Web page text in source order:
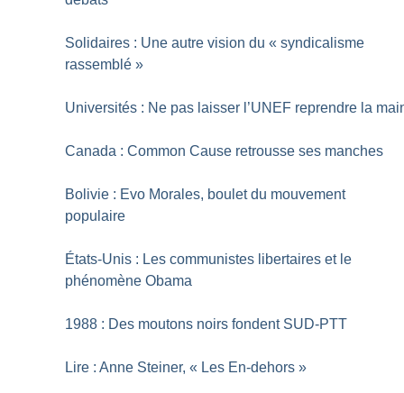
Solidaires : Une autre vision du « syndicalisme
rassemblé »
Universités : Ne pas laisser l’UNEF reprendre la
Canada : Common Cause retrousse ses manches
Bolivie : Evo Morales, boulet du mouvement
populaire
États-Unis : Les communistes libertaires et le
phénomène Obama
1988 : Des moutons noirs fondent SUD-PTT
Lire : Anne Steiner, « Les En-dehors »